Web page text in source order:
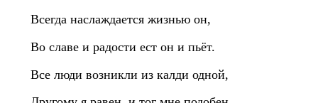
Всегда наслаждается жизнью он,
Во славе и радости ест он и пьёт.
Все люди возникли из калди одной,